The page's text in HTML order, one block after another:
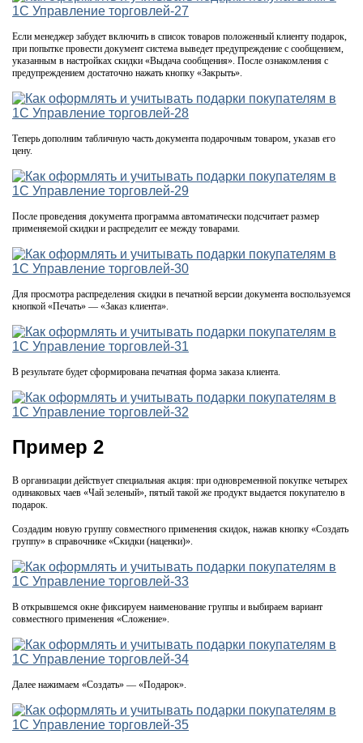
Если менеджер забудет включить в список товаров положенный клиенту подарок,
при попытке провести документ система выведет предупреждение с сообщением,
указанным в настройках скидки «Выдача сообщения». После ознакомления с
предупреждением достаточно нажать кнопку «Закрыть».
Теперь дополним табличную часть документа подарочным товаром, указав его
цену.
После проведения документа программа автоматически подсчитает размер
применяемой скидки и распределит ее между товарами.
Для просмотра распределения скидки в печатной версии документа воспользуемся
кнопкой «Печать» — «Заказ клиента».
В результате будет сформирована печатная форма заказа клиента.
Пример 2
В организации действует специальная акция: при одновременной покупке четырех
одинаковых чаев «Чай зеленый», пятый такой же продукт выдается покупателю в
подарок.
Создадим новую группу совместного применения скидок, нажав кнопку «Создать
группу» в справочнике «Скидки (наценки)».
В открывшемся окне фиксируем наименование группы и выбираем вариант
совместного применения «Сложение».
Далее нажимаем «Создать» — «Подарок».